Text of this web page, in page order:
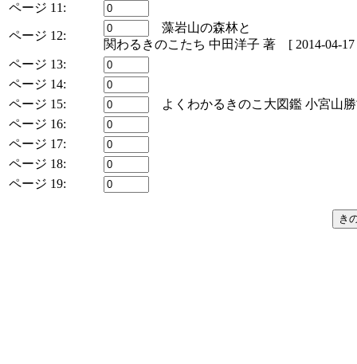
ページ 11:
ページ 12:
藻岩山の森林と
関わるきのこたち 中田洋子 著 [ 2014-04-17
ページ 13:
ページ 14:
ページ 15:
よくわかるきのこ大図鑑 小宮山
ページ 16:
ページ 17:
ページ 18:
ページ 19: